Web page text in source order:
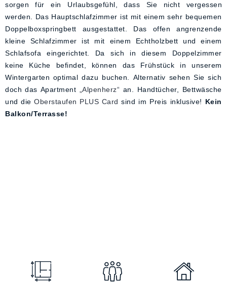
sorgen für ein Urlaubsgefühl, dass Sie nicht vergessen
werden. Das Hauptschlafzimmer ist mit einem sehr bequemen
Doppelboxspringbett ausgestattet. Das offen angrenzende
kleine Schlafzimmer ist mit einem Echtholzbett und einem
Schlafsofa eingerichtet. Da sich in diesem Doppelzimmer
keine Küche befindet, können das Frühstück in unserem
Wintergarten optimal dazu buchen. Alternativ sehen Sie sich
doch das Apartment „Alpenherz“ an. Handtücher, Bettwäsche
und die Oberstaufen PLUS Card sind im Preis inklusive! Kein
Balkon/Terrasse!